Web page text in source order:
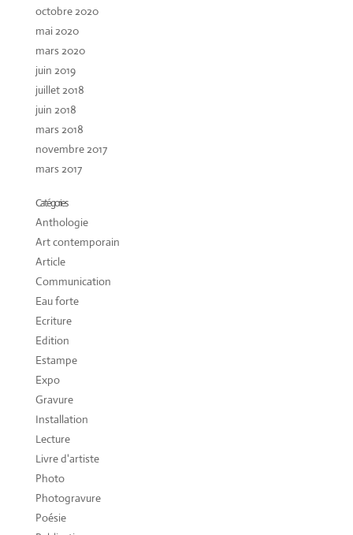
octobre 2020
mai 2020
mars 2020
juin 2019
juillet 2018
juin 2018
mars 2018
novembre 2017
mars 2017
Catégories
Anthologie
Art contemporain
Article
Communication
Eau forte
Ecriture
Edition
Estampe
Expo
Gravure
Installation
Lecture
Livre d'artiste
Photo
Photogravure
Poésie